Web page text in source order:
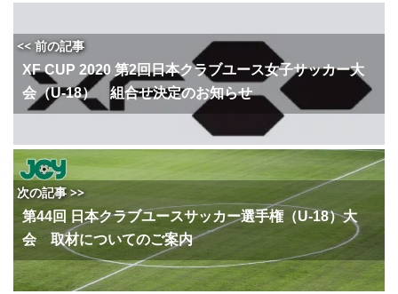
<< 前の記事
XF CUP 2020 第2回日本クラブユース女子サッカー大
会（U-18） 組合せ決定のお知らせ
次の記事 >>
第44回 日本クラブユースサッカー選手権（U-18）大
会 取材についてのご案内